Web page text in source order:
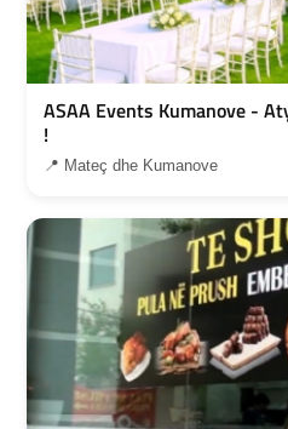
ASAA Events Kumanove -
!
📍 Mateç dhe Kumanove